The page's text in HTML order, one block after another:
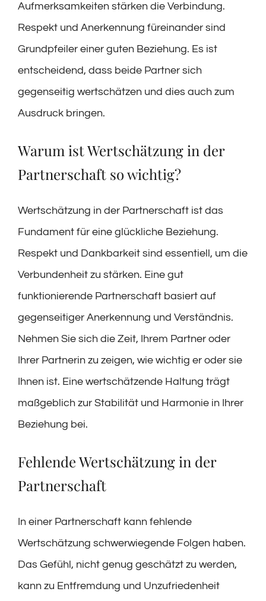
Aufmerksamkeiten stärken die Verbindung.
Respekt und Anerkennung füreinander sind
Grundpfeiler einer guten Beziehung. Es ist
entscheidend, dass beide Partner sich
gegenseitig wertschätzen und dies auch zum
Ausdruck bringen.
Warum ist Wertschätzung in der
Partnerschaft so wichtig?
Wertschätzung in der Partnerschaft ist das
Fundament für eine glückliche Beziehung.
Respekt und Dankbarkeit sind essentiell, um die
Verbundenheit zu stärken. Eine gut
funktionierende Partnerschaft basiert auf
gegenseitiger Anerkennung und Verständnis.
Nehmen Sie sich die Zeit, Ihrem Partner oder
Ihrer Partnerin zu zeigen, wie wichtig er oder sie
Ihnen ist. Eine wertschätzende Haltung trägt
maßgeblich zur Stabilität und Harmonie in Ihrer
Beziehung bei.
Fehlende Wertschätzung in der
Partnerschaft
In einer Partnerschaft kann fehlende
Wertschätzung schwerwiegende Folgen haben.
Das Gefühl, nicht genug geschätzt zu werden,
kann zu Entfremdung und Unzufriedenheit